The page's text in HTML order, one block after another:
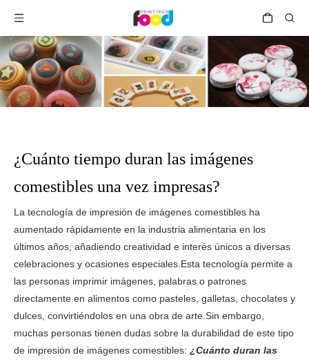
¿Cuánto tiempo duran las imágenes
comestibles una vez impresas?
La tecnología de impresión de imágenes comestibles ha
aumentado rápidamente en la industria alimentaria en los
últimos años, añadiendo creatividad e interés únicos a diversas
celebraciones y ocasiones especiales.Esta tecnología permite a
las personas imprimir imágenes, palabras o patrones
directamente en alimentos como pasteles, galletas, chocolates y
dulces, convirtiéndolos en una obra de arte.Sin embargo,
muchas personas tienen dudas sobre la durabilidad de este tipo
de impresión de imágenes comestibles: ¿Cuánto duran las